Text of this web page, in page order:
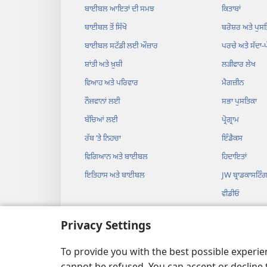
Privacy Settings
To provide you with the best possible
ਬਾਈਬਲ ਆਇਤਾਂ ਦੀ ਸਮਝ
ਬਾਈਬਲ ਤੋਂ ਸਿੱਖੋ
ਬਾਈਬਲ ਸਟੱਡੀ ਲਈ ਔਜ਼ਾਰ
ਸ਼ਾਂਤੀ ਅਤੇ ਖ਼ੁਸ਼ੀ
ਵਿਆਹ ਅਤੇ ਪਰਿਵਾਰ
ਨੌਜਵਾਨਾਂ ਲਈ
ਬੱਚਿਆਂ ਲਈ
ਰੱਬ ʼਤੇ ਨਿਹਚਾ
ਵਿਗਿਆਨ ਅਤੇ ਬਾਈਬਲ
ਇਤਿਹਾਸ ਅਤੇ ਬਾਈਬਲ
ਕਿਤਾਬਾਂ
ਬਰੋਸ਼ਰ ਅਤੇ
ਪਰਚੇ ਅਤੇ ਸੱਦਾ-
ਲੜੀਵਾਰ ਲੇਖ
ਮੈਗਜ਼ੀਨ
ਸਭਾ ਪੁਸਤਿਕਾ
ਪ੍ਰੋਗ੍ਰਾਮ
ਇੰਡੈਕਸ
ਹਿਦਾਇਤਾਂ
JW ਬ੍ਰਾਡਕਾਸਟਿੰਗ
ਵੀਡੀਓ
ਆਡੀਓ ਬਾਈਬਲ